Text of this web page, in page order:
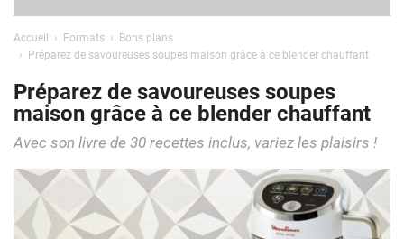
Accueil Formats
Bons plans
Préparez de savoureuses soupes maison grâce à ce blender chauffant
Préparez de savoureuses soupes
maison grâce à ce blender chauffant
Avec son livre de 30 recettes inclus, variez les plaisirs !